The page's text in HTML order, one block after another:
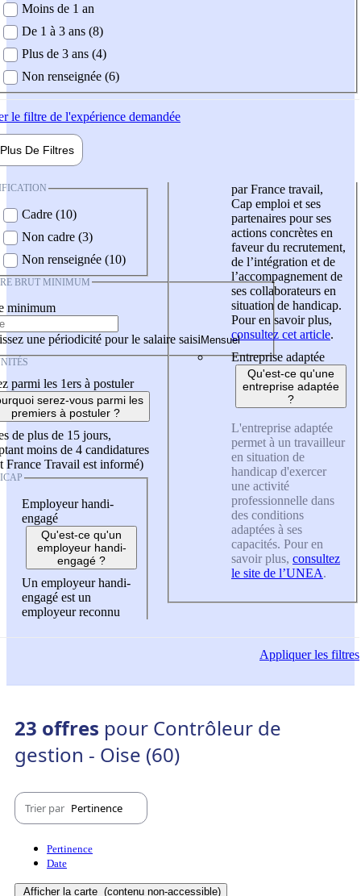
demandée
Moins de 1 an
De 1 à 3 ans (8)
Plus de 3 ans (4)
Non renseignée (6)
le filtre de l'expérience demandée
Plus De Filtres
Cadre (10)
Non cadre (3)
Non renseignée (10)
BRUT MINIMUM
minimum
une périodicité pour le salaire saisi
parmi les 1ers à postuler
serez-vous parmi les
premiers à postuler ?
de plus de 15 jours,
moins de 4 candidatures
France Travail est informé)
Employeur handi-
engagé
Qu'est-ce qu'un
employeur handi-
engagé ?
Un employeur handi-
engagé est un
employeur reconnu
par France travail,
Cap emploi et ses
partenaires pour ses
actions concrètes en
faveur du recrutement,
de l’intégration et de
l’accompagnement de
ses collaborateurs en
situation de handicap.
Pour en savoir plus,
consultez cet article.
Entreprise adaptée
Qu'est-ce qu'une
entreprise adaptée
?
L'entreprise adaptée
permet à un travailleur
en situation de
handicap d'exercer
une activité
professionnelle dans
des conditions
adaptées à ses
capacités. Pour en
savoir plus, consultez
le site de l’UNEA.
Appliquerles filtres
23 offres pour Contrôleur de
gestion - Oise (60)
Trier par Pertinence
Pertinence
Date
Afficher la carte (contenu non-accessible)